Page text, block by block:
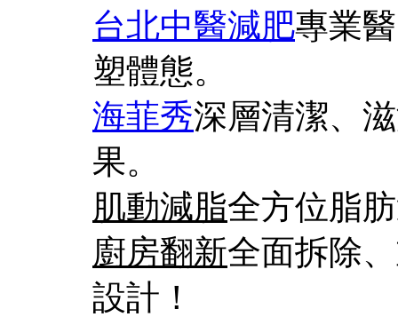
台北中醫減肥專業
塑體態。
海菲秀深層清潔、
果。
肌動減脂全方位脂
廚房翻新全面拆除
設計！